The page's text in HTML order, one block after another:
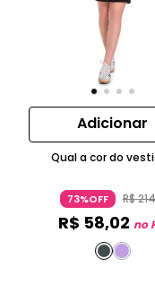
Adicionar
Qual a cor do
73%OFF R$214
R$ 58,02 no